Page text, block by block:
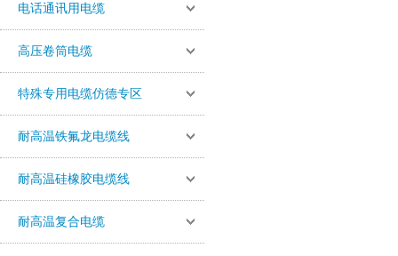
电话通讯用电缆
高压卷筒电缆
特殊专用电缆仿德专区
耐高温铁氟龙电缆线
耐高温硅橡胶电缆线
耐高温复合电缆